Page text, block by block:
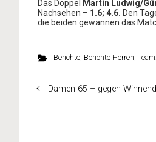
Das Doppel
Martin Ludwig/
Nachsehen – 1.6; 4.6. Den
die beiden gewannen das
Berichte, Berichte Herren,
Damen 65 – gegen